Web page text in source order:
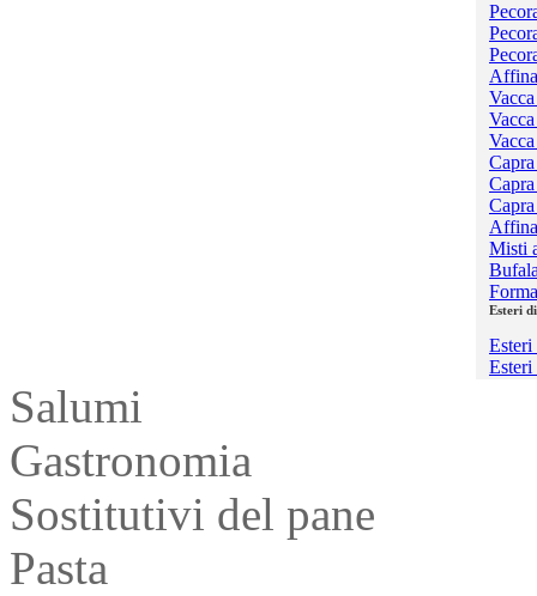
Misti
Esteri
Esteri
Esteri
Salumi
Gastronomia
Sostitutivi del pane
Pasta